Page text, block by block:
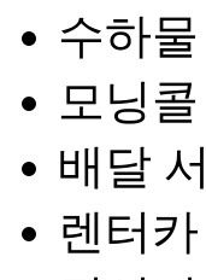
수하
모닝콜
배달
렌터